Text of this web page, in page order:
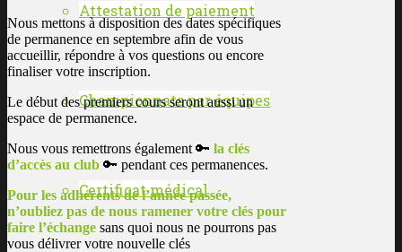
Attestation de paiement
Championnats par équipes
Certificat médical
Nous mettons à disposition des dates spécifiques
de permanence en septembre afin de vous
accueillir, répondre à vos questions ou encore
finaliser votre inscription.
Le début des premiers cours seront aussi un
espace de permanence.
Nous vous remettrons également 🔑 la clés
d’accès au club 🔑 pendant ces permanences.
Pour les adhérents de l’année passée,
n’oubliez pas de nous ramener votre clés pour
faire l’échange sans quoi nous ne pourrons pas
vous délivrer votre nouvelle clés